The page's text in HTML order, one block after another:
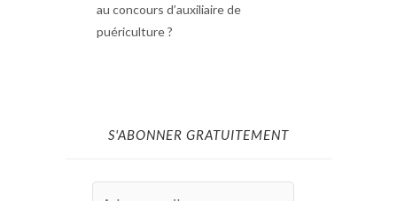
au concours d’auxiliaire de
puériculture ?
S'ABONNER GRATUITEMENT